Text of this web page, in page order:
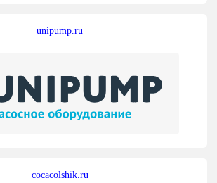
unipump.ru
cocacolshik.ru